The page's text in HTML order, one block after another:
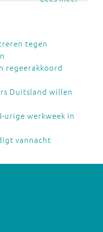
tegen
regeerakkoord
Duitsland willen
urige werkweek in
vannacht